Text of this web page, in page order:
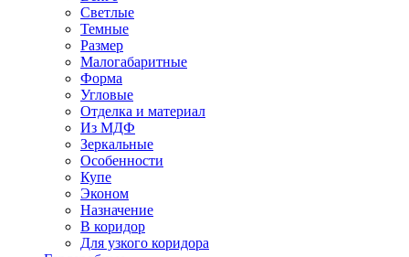
Светлые
Темные
Размер
Малогабаритные
Форма
Угловые
Отделка и материал
Из МДФ
Зеркальные
Особенности
Купе
Эконом
Назначение
В коридор
Для узкого коридора